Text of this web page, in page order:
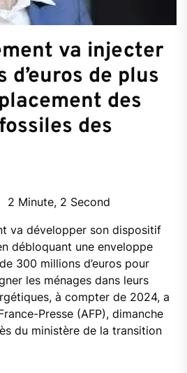
va injecter
de plus
des
des
2 Minute, 2 Second
va développer son dispositif
débloquant une enveloppe
300 millions d’euros pour
les ménages dans leurs
à compter de 2024, a
Presse (AFP), dimanche
du ministère de la transition